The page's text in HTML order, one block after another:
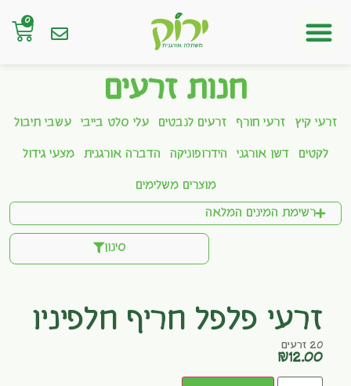
0
חנות זרעים
זרעי קיץ זרעי חורף זרעים לנבטים עלי סלט בייבי עשבי תיבול
לקטים דשן אורגני הידרופוניקה הדברה אורגנית מצעי גידול
מוצרים משלימים
רשימת המינים המלאה
סינון
זרעי פלפל חריף חלפיניו
20 זרעים
₪12.00